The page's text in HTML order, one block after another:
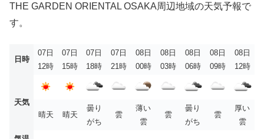
THE GARDEN ORIENTAL OSAKA周辺地域の天気予報で
す。
日時
07日
12時
07日
15時
07日
18時
07日
21時
08日
00時
08日
03時
08日
06時
08日
09時
08日
12時
天気
晴天
晴天
曇り
がち
雲
薄い
雲
雲
曇り
がち
雲
厚い
雲